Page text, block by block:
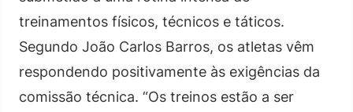
treinamentos físicos, técnicos e táticos.
Segundo João Carlos Barros, os atletas vêm
respondendo positivamente às exigências da
comissão técnica. “Os treinos estão a ser